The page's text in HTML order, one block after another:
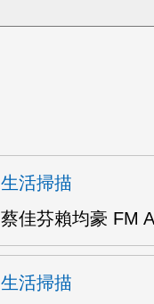
生活掃描
蔡佳芬賴均豪 FM
生活掃描